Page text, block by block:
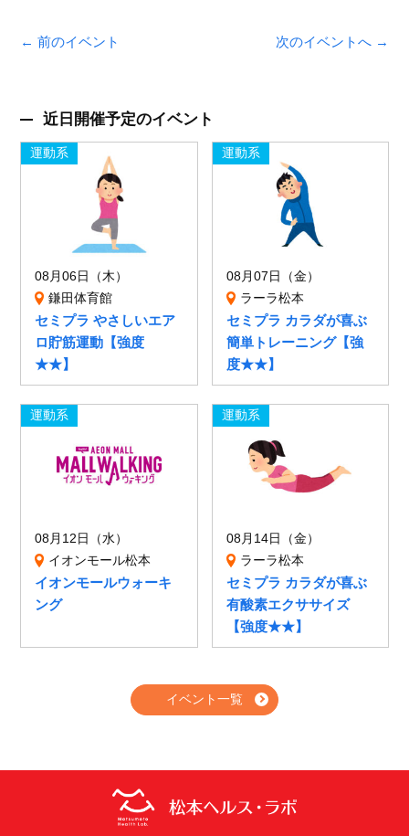
← 前のイベント 次のイベントへ →
近日開催予定のイベント
運動系
08月06日（木）
鎌田体育館
セミプラ やさしいエア
ロ貯筋運動【強度
★★】
運動系
08月07日（金）
ラーラ松本
セミプラ カラダが喜ぶ
簡単トレーニング【強
度★★】
運動系
08月12日（水）
イオンモール松本
イオンモールウォーキ
ング
運動系
08月14日（金）
ラーラ松本
セミプラ カラダが喜ぶ
有酸素エクササイズ
【強度★★】
イベント一覧